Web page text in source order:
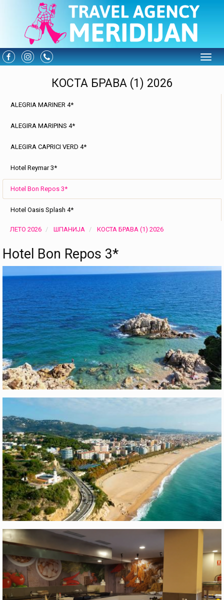
КОСТА БРАВА (1) 2026
ALEGRIA MARINER 4*
ALEGIRA MARIPINS 4*
ALEGIRA CAPRICI VERD 4*
Hotel Reymar 3*
Hotel Bon Repos 3*
Hotel Oasis Splash 4*
ЛЕТО 2026 ШПАНИЈА КОСТА БРАВА (1) 2026
Hotel Bon Repos 3*